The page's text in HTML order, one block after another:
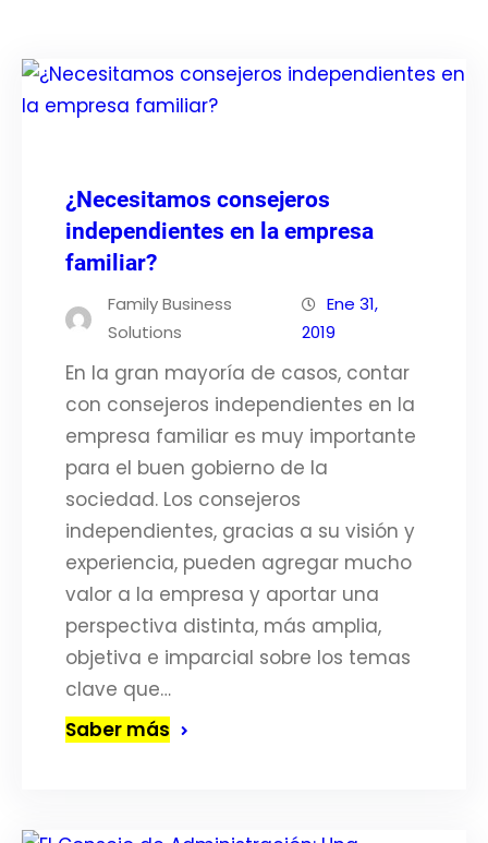
¿Necesitamos consejeros
independientes en la empresa
familiar?
Family Business
Solutions
Ene 31,
2019
En la gran mayoría de casos, contar
con consejeros independientes en la
empresa familiar es muy importante
para el buen gobierno de la
sociedad. Los consejeros
independientes, gracias a su visión y
experiencia, pueden agregar mucho
valor a la empresa y aportar una
perspectiva distinta, más amplia,
objetiva e imparcial sobre los temas
clave que…
Saber más